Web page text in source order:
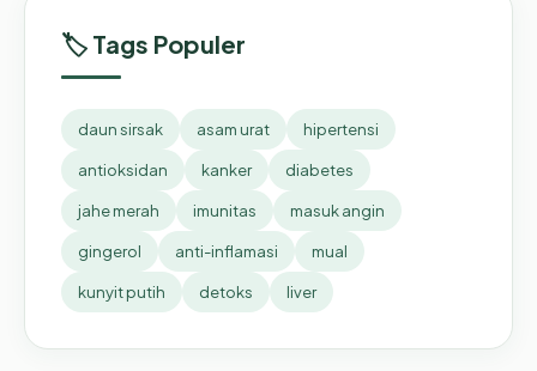
🏷️ Tags Populer
daun sirsak asam urat hipertensi
antioksidan kanker diabetes
jahe merah imunitas masuk angin
gingerol anti-inflamasi mual
kunyit putih detoks liver